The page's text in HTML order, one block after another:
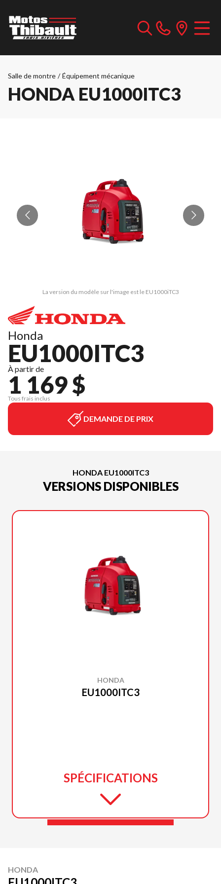
Salle de montre / Équipement mécanique
HONDA EU1000ITC3
La version du modèle sur l'image est le EU1000iTC3
Honda
EU1000ITC3
À partir de
1 169 $
Tous frais inclus
DEMANDE DE PRIX
HONDA EU1000ITC3
VERSIONS DISPONIBLES
HONDA
EU1000ITC3
SPÉCIFICATIONS
HONDA